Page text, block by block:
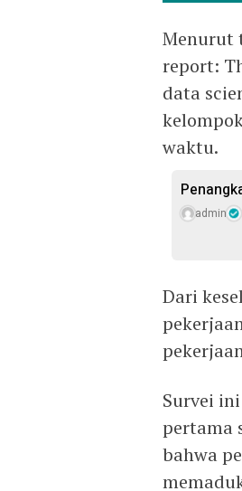
Menurut
report:
data
waktu.
admin
Dari
Survei
pertama
bahwa